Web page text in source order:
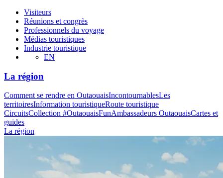
Visiteurs
Réunions et congrès
Professionnels du voyage
Médias touristiques
Industrie touristique
EN
La région
Comment se rendre en OutaouaisIncontournablesLes
territoiresInformation touristiqueRoute touristique
CircuitsCollection #OutaouaisFunAmbassadeurs OutaouaisCartes et
guides
La région